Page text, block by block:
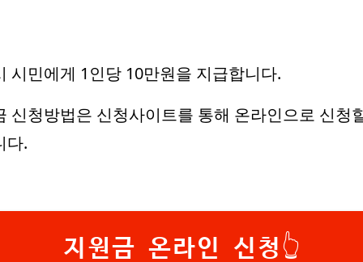
시민에게 1인당 10만원을 지급합니다.
신청방법은 신청사이트를 통해 온라인으로 신청
다.
지원금 온라인 신청👆